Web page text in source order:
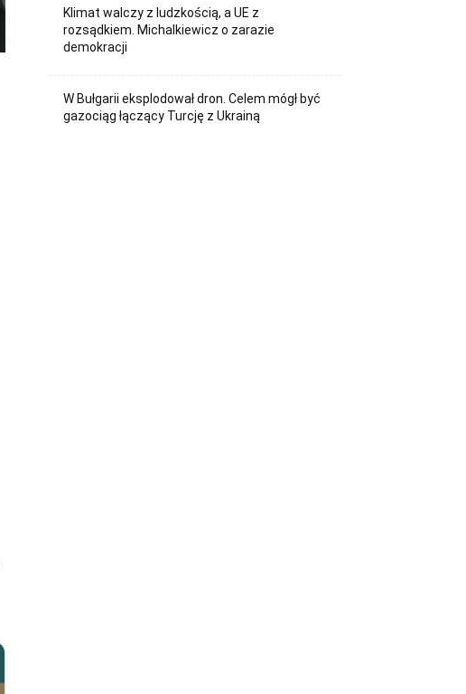
Klimat walczy z ludzkością, a UE z
rozsądkiem. Michalkiewicz o zarazie
demokracji
W Bułgarii eksplodował dron. Celem mógł być
gazociąg łączący Turcję z Ukrainą